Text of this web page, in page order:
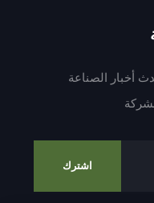
أخبار الصناعة
اشترك